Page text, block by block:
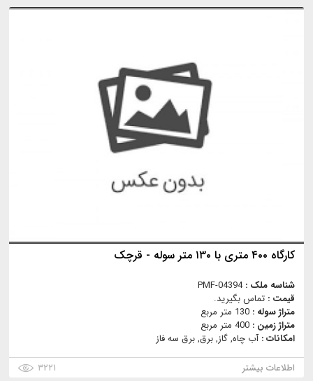
کارگاه ۴۰۰ متری با ۱۳۰ متر سوله - قرچک
شناسه ملک :PMF-04394
قیمت : تماس بگیرید.
متراژ سوله : 130 متر مربع
متراژ زمین : 400 متر مربع
امکانات :آب چاه, گاز, برق, برق سه فاز
اطلاعات بیشتر
۳۲۲۱